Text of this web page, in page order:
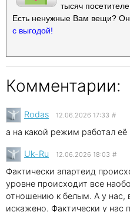
тысяч
Есть ненужные Вам вещи?
с выгодой!
Комментарии:
Rodas 12.06.2026 17:33 #
а на какой режим работал
Uk-Ru 12.06.2026 18:03 #
Фактически апартеид
уровне происходит все
отношению к белым. А у нас,
искажено. Фактически у нас